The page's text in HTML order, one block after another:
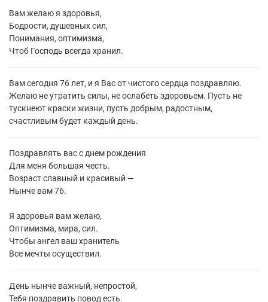
Вам желаю я здоровья,
Бодрости, душевных сил,
Понимания, оптимизма,
Чтоб Господь всегда хранил.
Вам сегодня 76 лет, и я Вас от чистого сердца поздравляю.
Желаю не утратить силы, не ослабеть здоровьем. Пусть не
тускнеют краски жизни, пусть добрым, радостным,
счастливым будет каждый день.
Поздравлять вас с днем рождения
Для меня большая честь.
Возраст славный и красивый —
Нынче вам 76.
Я здоровья вам желаю,
Оптимизма, мира, сил.
Чтобы ангел ваш хранитель
Все мечты осуществил.
День нынче важный, непростой,
Тебя поздравить повод есть.